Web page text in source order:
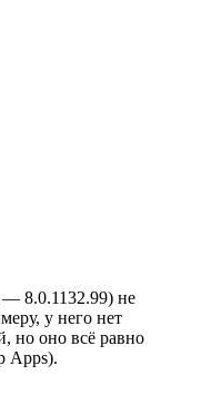
— 8.0.1132.99) не
у него нет
но оно всё равно
Apps).